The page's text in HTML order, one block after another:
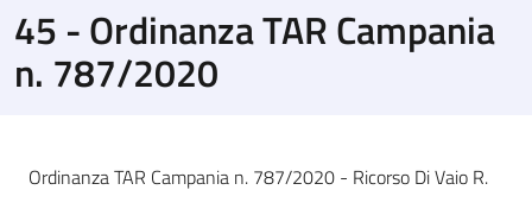
45 - Ordinanza TAR Campania
n. 787/2020
Ordinanza TAR Campania n. 787/2020 - Ricorso Di Vaio R.